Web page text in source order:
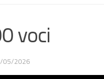
voci
05/2026